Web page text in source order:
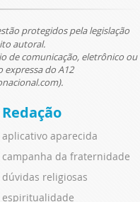
protegidos pela legislação
autoral.
de comunicação, eletrônico ou
expressa do A12
Redação
aplicativo aparecida
campanha da fraternidade
dúvidas religiosas
espiritualidade